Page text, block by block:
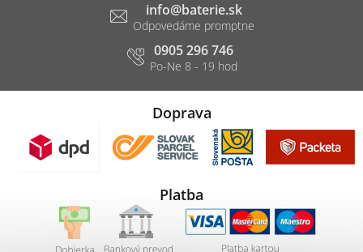
info@baterie.sk
0905 296 746
Doprava
Platba